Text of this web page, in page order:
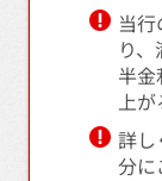
当
り
半
上
詳し
分に